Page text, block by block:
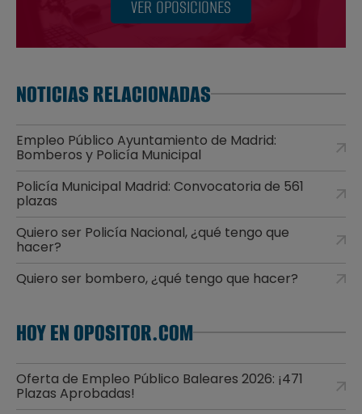
VER OPOSICIONES
NOTICIAS RELACIONADAS
Empleo Público Ayuntamiento de Madrid:
Bomberos y Policía Municipal
Policía Municipal Madrid: Convocatoria de 561
plazas
Quiero ser Policía Nacional, ¿qué tengo que
hacer?
Quiero ser bombero, ¿qué tengo que hacer?
HOY EN OPOSITOR.COM
Oferta de Empleo Público Baleares 2026: ¡471
Plazas Aprobadas!